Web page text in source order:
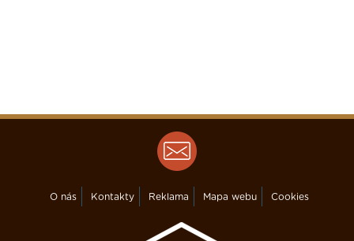
O nás Kontakty Reklama Mapa webu Cookies